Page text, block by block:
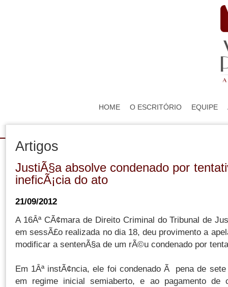
HOME O ESCRITÓRIO EQUIPE
Artigos
JustiÃ§a absolve condenado por
ineficÃ¡cia do ato
21/09/2012
A 16Âª CÃ¢mara de Direito Criminal do Tribunal de
em sessÃ£o realizada no dia 18, deu provimento a
modificar a sentenÃ§a de um rÃ©u condenado por
Em 1Âª instÃ¢ncia, ele foi condenado Ã pena de
em regime inicial semiaberto, e ao pagamento de